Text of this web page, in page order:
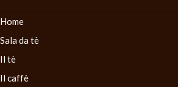
Home
Sala da tè
Il tè
Il caffè